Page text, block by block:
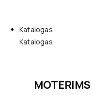
Katalogas
Katalogas
MOTERIMS